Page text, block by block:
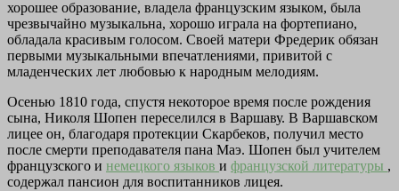
хорошее образование, владела французским языком, была
чрезвычайно музыкальна, хорошо играла на фортепиано,
обладала красивым голосом. Своей матери Фредерик обязан
первыми музыкальными впечатлениями, привитой с
младенческих лет любовью к народным мелодиям.
Осенью 1810 года, спустя некоторое время после рождения
сына, Николя Шопен переселился в Варшаву. В Варшавском
лицее он, благодаря протекции Скарбеков, получил место
после смерти преподавателя пана Маэ. Шопен был учителем
французского и немецкого языков и французской литературы ,
содержал пансион для воспитанников лицея.